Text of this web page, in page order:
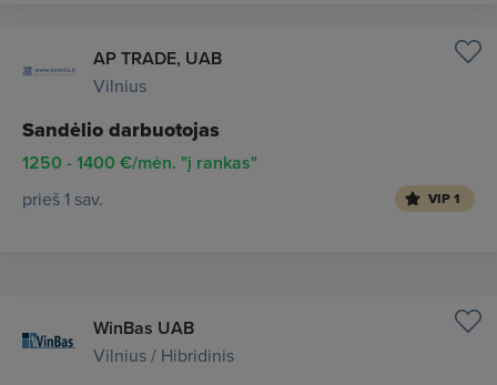
AP TRADE, UAB
Vilnius
Sandėlio darbuotojas
1250 - 1400 €/mėn. "į rankas"
prieš 1 sav. VIP 1
WinBas UAB
Vilnius / Hibridinis